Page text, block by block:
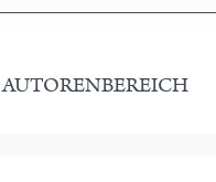
AUTORENBEREICH